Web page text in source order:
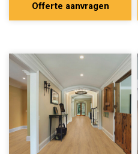
Offerte aanvragen